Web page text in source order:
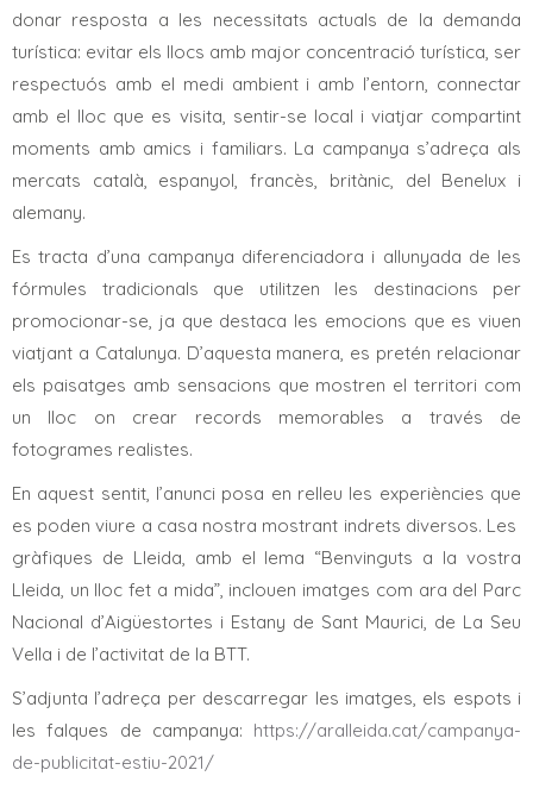
donar resposta a les necessitats actuals de la demanda
turística: evitar els llocs amb major concentració turística, ser
respectuós amb el medi ambient i amb l’entorn, connectar
amb el lloc que es visita, sentir-se local i viatjar compartint
moments amb amics i familiars. La campanya s’adreça als
mercats català, espanyol, francès, britànic, del Benelux i
alemany.
Es tracta d’una campanya diferenciadora i allunyada de les
fórmules tradicionals que utilitzen les destinacions per
promocionar-se, ja que destaca les emocions que es viuen
viatjant a Catalunya. D’aquesta manera, es pretén relacionar
els paisatges amb sensacions que mostren el territori com
un lloc on crear records memorables a través de
fotogrames realistes.
En aquest sentit, l’anunci posa en relleu les experiències que
es poden viure a casa nostra mostrant indrets diversos. Les
gràfiques de Lleida, amb el lema “Benvinguts a la vostra
Lleida, un lloc fet a mida”, inclouen imatges com ara del Parc
Nacional d’Aigüestortes i Estany de Sant Maurici, de La Seu
Vella i de l’activitat de la BTT.
S’adjunta l’adreça per descarregar les imatges, els espots i
les falques de campanya: https://aralleida.cat/campanya-
de-publicitat-estiu-2021/